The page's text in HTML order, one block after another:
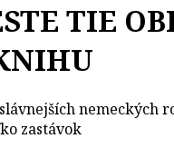
TIE
nemeckých